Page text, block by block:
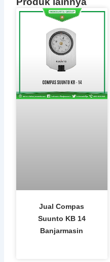
Jual Compas
Suunto KB 14
Banjarmasin